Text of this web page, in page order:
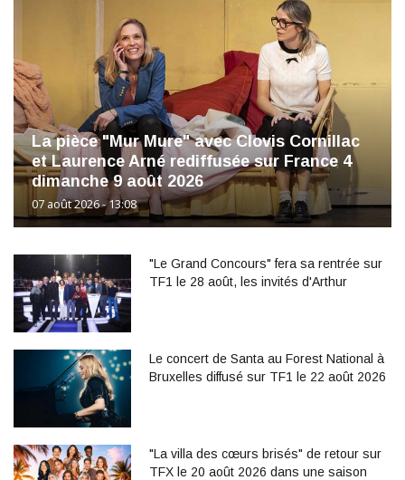
La pièce "Mur Mure" avec Clovis Cornillac
et Laurence Arné rediffusée sur France 4
dimanche 9 août 2026
07 août 2026 - 13:08
"Le Grand Concours" fera sa rentrée sur
TF1 le 28 août, les invités d'Arthur
Le concert de Santa au Forest National à
Bruxelles diffusé sur TF1 le 22 août 2026
"La villa des cœurs brisés" de retour sur
TFX le 20 août 2026 dans une saison